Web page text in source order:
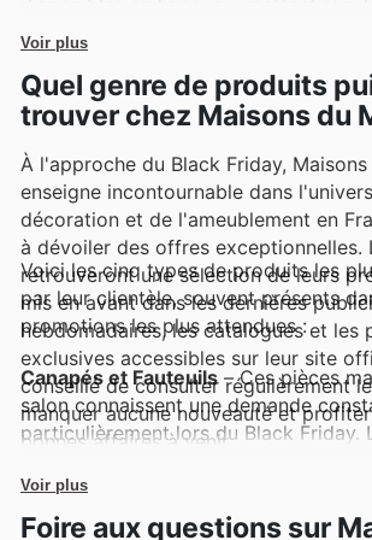
avant des exclusivités et des
Voir plus
Quel genre de produits
trouver chez Maisons du
À l'approche du Black Friday,
enseigne incontournable dans
décoration et de l'ameublement en
à dévoiler des offres exceptionnelles.
retrouveront une sélection de leurs
mis en avant dans les dernières
hebdomadaires, les catalogues et les
exclusives accessibles sur leur site
conseillé de consulter régulièrement
manquer aucune nouveauté et
bonnes affaires à venir.
Voici les cinq types de produits les
par leur clientèle, souvent présents
promotions les plus attendues :
Canapés et Fauteuils– Ces pièces
salon connaissent une demande
particulièrement lors du Black Friday.
réduit, et Maisons du Monde propose
réductions attractives sur sa large
Voir plus
Foire aux questions sur